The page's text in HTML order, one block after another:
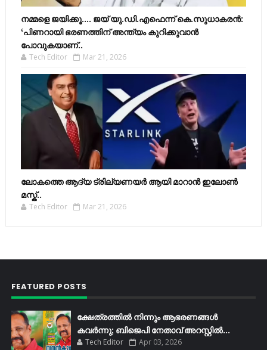
നമ്മളെ ജയിക്കൂ.... ജയ് യു.ഡി.എഫെന്ന് കെ.സുധാകരൻ:
‘പിണറായി ഭരണത്തിന് അന്ത്യം കുറിക്കുവാൻ
പോവുകയാണ്..
Tech Editor Mar 21, 2026
ലോകത്തെ ആദ്യ ട്രില്യണയർ ആയി മാറാൻ ഇലോൺ
മസ്ക്..
Tech Editor Mar 21, 2026
FEATURED POSTS
ക്ഷേത്രത്തിൽ നിന്നും ആഭരണങ്ങൾ
കവർന്നു; ബിജെപി നേതാവ് അറസ്റ്റിൽ...
Tech Editor Apr 03, 2026